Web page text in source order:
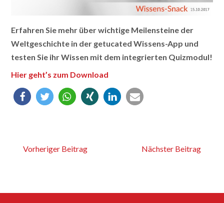
Erfahren Sie mehr über wichtige Meilensteine der
Weltgeschichte in der getucated Wissens-App und
testen Sie ihr Wissen mit dem integrierten Quizmodul!
Hier geht’s zum Download
Vorheriger Beitrag Nächster Beitrag